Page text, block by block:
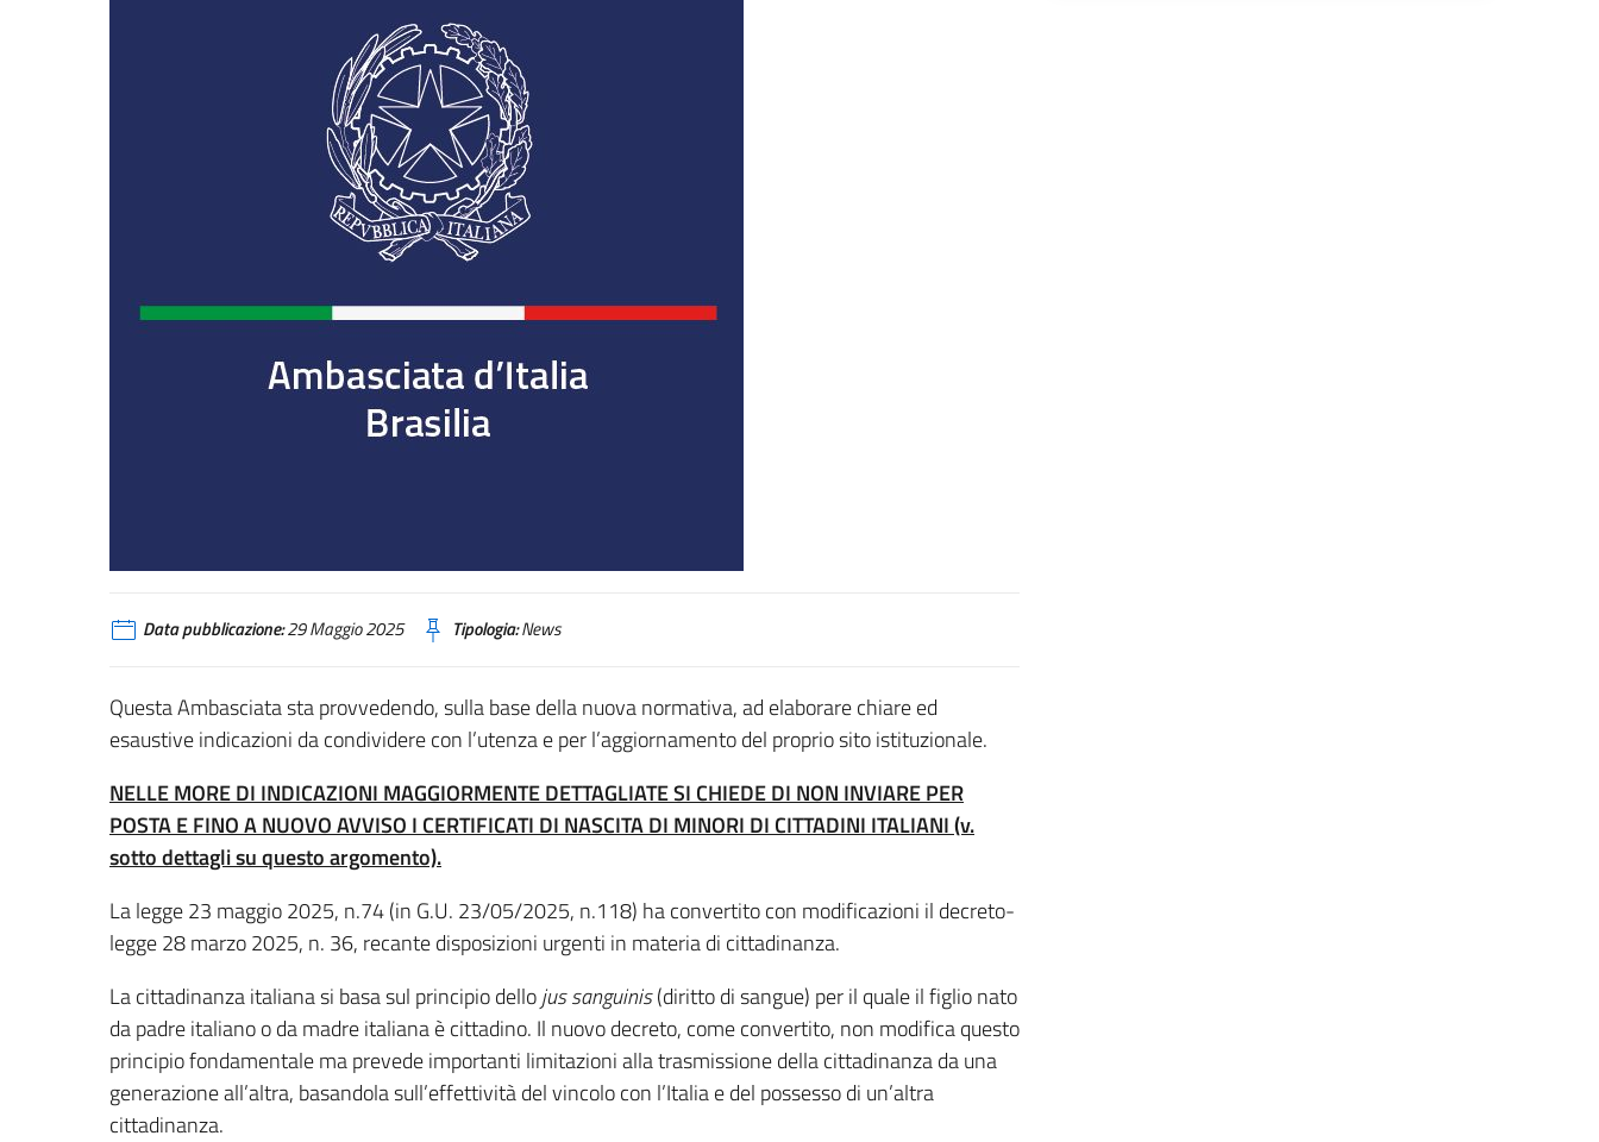
Data pubblicazione:29 Maggio 2025 Tipologia:News
Questa Ambasciata sta provvedendo, sulla base della nuova normativa, ad elaborare chiare ed
esaustive indicazioni da condividere con l’utenza e per l’aggiornamento del proprio sito istituzionale.
NELLE MORE DI INDICAZIONI MAGGIORMENTE DETTAGLIATE SI CHIEDE DI NON INVIARE PER
POSTA E FINO A NUOVO AVVISO I CERTIFICATI DI NASCITA DI MINORI DI CITTADINI ITALIANI (v.
sotto dettagli su questo argomento).
La legge 23 maggio 2025, n.74 (in G.U. 23/05/2025, n.118) ha convertito con modificazioni il decreto-
legge 28 marzo 2025, n. 36, recante disposizioni urgenti in materia di cittadinanza.
La cittadinanza italiana si basa sul principio dellojus sanguinis(diritto di sangue) per il quale il figlio nato
da padre italiano o da madre italiana è cittadino. Il nuovo decreto, come convertito, non modifica questo
principio fondamentale ma prevede importanti limitazioni alla trasmissione della cittadinanza da una
generazione all’altra, basandola sull’effettività del vincolo con l’Italia e del possesso di un’altra
cittadinanza.